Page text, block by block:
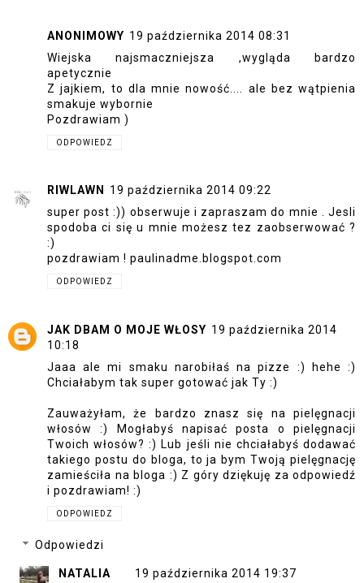
ANONIMOWY 19 października 2014 08:31
Wiejska najsmaczniejsza ,wygląda bardzo
apetycznie
Z jajkiem, to dla mnie nowość.... ale bez wątpienia
smakuje wybornie
Pozdrawiam )
ODPOWIEDZ
RIWLAWN
19 października 2014 09:22
super post :)) obserwuje i zapraszam do mnie . Jesli
spodoba ci się u mnie możesz tez zaobserwować ?
:)
pozdrawiam ! paulinadme.blogspot.com
ODPOWIEDZ
JAK DBAM O MOJE WŁOSY 19 października 2014
10:18
Jaaa ale mi smaku narobiłaś na pizze :) hehe :)
Chciałabym tak super gotować jak Ty :)
Zauważyłam, że bardzo znasz się na pielęgnacji
włosów :) Mogłabyś napisać posta o pielęgnacji
Twoich włosów? :) Lub jeśli nie chciałabyś dodawać
takiego postu do bloga, to ja bym Twoją pielęgnację
zamieściła na bloga :) Z góry dziękuję za odpowiedź
i pozdrawiam! :)
ODPOWIEDZ
Odpowiedzi
NATALIA
19 października 2014 19:37